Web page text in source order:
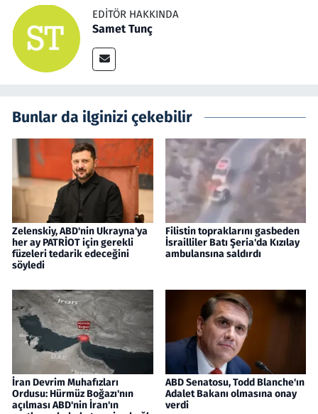
EDITÖR HAKKINDA
Samet Tunç
Bunlar da ilginizi çekebilir
Zelenskiy, ABD'nin Ukrayna'ya
her ay PATRİOT için gerekli
füzeleri tedarik edeceğini
söyledi
Filistin topraklarını gasbeden
İsrailliler Batı Şeria'da Kızılay
ambulansına saldırdı
İran Devrim Muhafızları
Ordusu: Hürmüz Boğazı'nın
açılması ABD'nin İran'ın
ABD Senatosu, Todd Blanche'ın
Adalet Bakanı olmasına onay
verdi